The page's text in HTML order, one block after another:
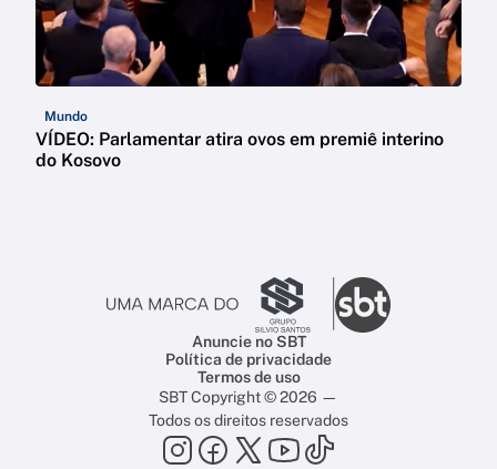
Mundo
VÍDEO: Parlamentar atira ovos em premiê interino
do Kosovo
Anuncie no SBT
Política de privacidade
Termos de uso
SBT Copyright © 2026 —
Todos os direitos reservados